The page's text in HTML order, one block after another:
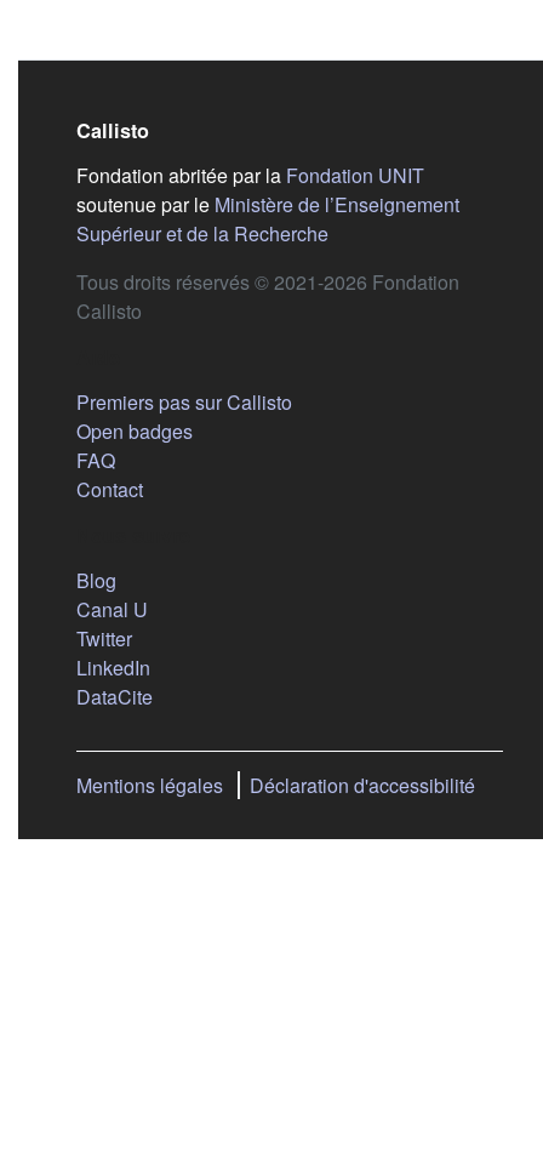
Callisto
Fondation abritée par la Fondation UNIT(s'ouvre
soutenue par le Ministère de l’Enseignement
Supérieur et de la Recherche(s'ouvre dans un nouvel
Tous droits réservés © 2021-2026 Fondation
Callisto
Premiers pas sur Callisto
Open badges
FAQ
Contact
Blog
Canal U
Twitter(s'ouvre dans un nouvel onglet)
LinkedIn
DataCite(s'ouvre dans un nouvel onglet)
Mentions légales Déclaration d'accessibilité